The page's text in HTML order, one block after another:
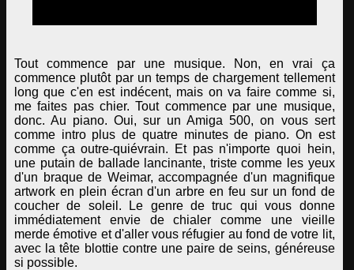
Tout commence par une musique. Non, en vrai ça
commence plutôt par un temps de chargement tellement
long que c'en est indécent, mais on va faire comme si,
me faites pas chier. Tout commence par une musique,
donc. Au piano. Oui, sur un Amiga 500, on vous sert
comme intro plus de quatre minutes de piano. On est
comme ça outre-quiévrain. Et pas n'importe quoi hein,
une putain de ballade lancinante, triste comme les yeux
d'un braque de Weimar, accompagnée d'un magnifique
artwork en plein écran d'un arbre en feu sur un fond de
coucher de soleil. Le genre de truc qui vous donne
immédiatement envie de chialer comme une vieille
merde émotive et d'aller vous réfugier au fond de votre lit,
avec la tête blottie contre une paire de seins, généreuse
si possible.